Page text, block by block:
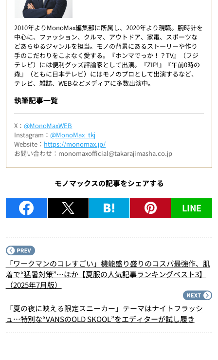
2010年よりMonoMax編集部に所属し、2020年より現職。腕時計を
中心に、ファッション、クルマ、アウトドア、家電、スポーツな
どあらゆるジャンルを担当。モノの背景にあるストーリーや作り
手のこだわりをこよなく愛する。『ホンマでっか！？TV』（フジ
テレビ）には便利グッズ評論家として出演。『ZIP!』『午前0時の
森』（ともに日本テレビ）にはモノのプロとして出演するなど、
テレビ、雑誌、WEBなどメディアに多数出演中。
執筆記事一覧
X：@MonoMaxWEB
Instagram：@MonoMax_tkj
Website： https://monomax.jp/
お問い合わせ：monomaxofficial@takarajimasha.co.jp
モノマックスの記事をシェアする
LINE
「ワークマンのコレすごい」機能盛り盛りのコスパ最強作、肌
着で“猛暑対策”…ほか【夏服の人気記事ランキングベスト3】
（2025年7月版）
「夏の夜に映える限定スニーカー」テーマはナイトフラッシ
ュ…特別な“VANSのOLD SKOOL”をエディターが試し履き